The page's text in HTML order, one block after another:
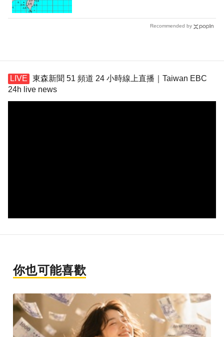
Recommended by
東森新聞 51 頻道 24 小時線上直播｜Taiwan EBC
24h live news
你也可能喜歡